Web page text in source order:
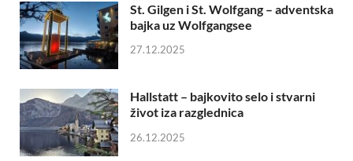
St. Gilgen i St. Wolfgang – adventska
bajka uz Wolfgangsee
27.12.2025
Hallstatt – bajkovito selo i stvarni
život iza razglednica
26.12.2025